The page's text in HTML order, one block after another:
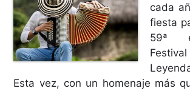
cada
fiesta
59ª
Esta vez, con un homenaje más